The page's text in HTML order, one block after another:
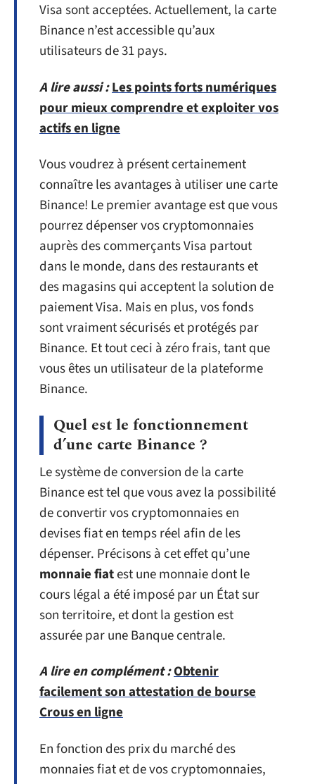
Visa sont acceptées. Actuellement, la carte
Binance n’est accessible qu’aux
utilisateurs de 31 pays.
A lire aussi :Les points forts numériques
pour mieux comprendre et exploiter vos
actifs en ligne
Vous voudrez à présent certainement
connaître les avantages à utiliser une carte
Binance! Le premier avantage est que vous
pourrez dépenser vos cryptomonnaies
auprès des commerçants Visa partout
dans le monde, dans des restaurants et
des magasins qui acceptent la solution de
paiement Visa. Mais en plus, vos fonds
sont vraiment sécurisés et protégés par
Binance. Et tout ceci à zéro frais, tant que
vous êtes un utilisateur de la plateforme
Binance.
Quel est le fonctionnement
d’une carte Binance ?
Le système de conversion de la carte
Binance est tel que vous avez la possibilité
de convertir vos cryptomonnaies en
devises fiat en temps réel afin de les
dépenser. Précisons à cet effet qu’une
monnaie fiatest une monnaie dont le
cours légal a été imposé par un État sur
son territoire, et dont la gestion est
assurée par une Banque centrale.
A lire en complément :Obtenir
facilement son attestation de bourse
Crous en ligne
En fonction des prix du marché des
monnaies fiat et de vos cryptomonnaies,